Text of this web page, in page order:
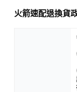
火箭速配退換貨